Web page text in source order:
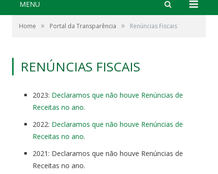
MENU
Home » Portal da Transparência » Renúncias Fiscais
RENÚNCIAS FISCAIS
2023: Declaramos que não houve Renúncias de
Receitas no ano.
2022: Declaramos que não houve Renúncias de
Receitas no ano.
2021: Declaramos que não houve Renúncias de
Receitas no ano.